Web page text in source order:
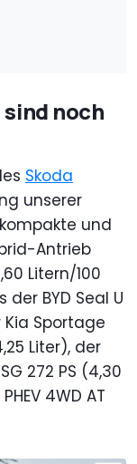
noch
Skoda
unserer
und
Antrieb
Litern/100
BYD Seal U
Kia Sportage
Liter), der
272 PS (4,30
4WD AT